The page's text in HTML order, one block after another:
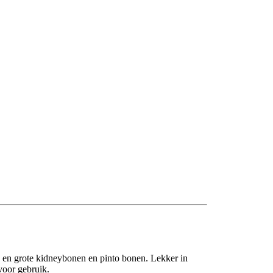
grote kidneybonen en pinto bonen. Lekker in
gebruik.